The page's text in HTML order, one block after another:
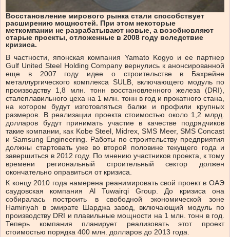
Восстановление мирового рынка стали способствует
расширению мощностей. При этом некоторые
меткомпании не разрабатывают новые, а возобновляют
старые проекты, отложенные в 2008 году вследствие
кризиса.
В частности, японская компания Yamato Kogyo и ее партнер
Gulf United Steel Holding Company вернулись к анонсированной
еще в 2007 году идее о строительстве в Бахрейне
металлургического комплекса SULB, включающего модуль по
производству 1,8 млн. тонн восстановленного железа (DRI),
сталеплавильного цеха на 1 млн. тонн в год и прокатного стана,
на котором будут изготовляться балки и профили крупных
размеров. В реализации проекта стоимостью около 1,2 млрд.
долларов будут принимать участие в качестве подрядчиков
такие компании, как Kobe Steel, Midrex, SMS Meer, SMS Concast
и Samsung Engineering. Работы по строительству предприятия
должны стартовать уже во второй половине текущего года и
завершиться в 2012 году. По мнению участников проекта, к тому
времени региональный строительный сектор должен
окончательно оправиться от кризиса.
К концу 2010 года намерена реанимировать свой проект в ОАЭ
саудовская компания Al Tuwairqi Group. До кризиса она
собиралась построить в свободной экономической зоне
Hamiriyah в эмирате Шарджа завод, включающий модуль по
производству DRI и плавильные мощности на 1 млн. тонн в год.
Теперь компания планирует реализовать этот проект
стоимостью порядка 400 млн. долларов до 2013 года.